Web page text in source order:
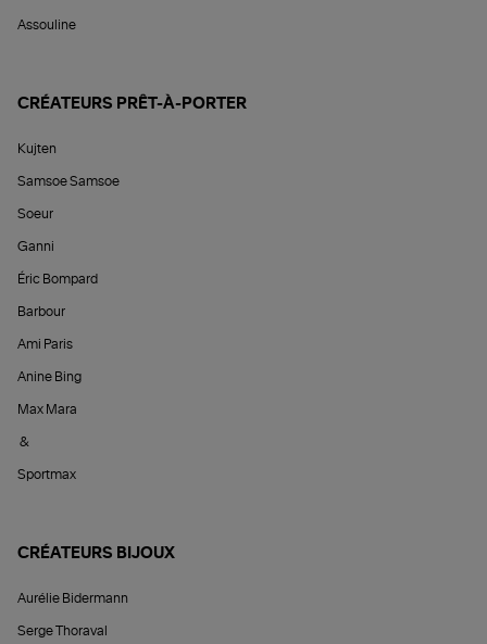
Assouline
CRÉATEURS PRÊT-À-PORTER
Kujten
Samsoe Samsoe
Soeur
Ganni
Éric Bompard
Barbour
Ami Paris
Anine Bing
Max Mara
&
Sportmax
CRÉATEURS BIJOUX
Aurélie Bidermann
Serge Thoraval